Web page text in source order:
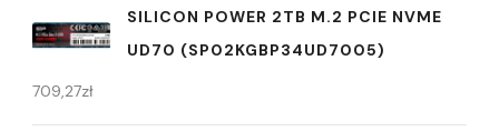
SILICON POWER 2TB M.2 PCIE NVME
UD70 (SP02KGBP34UD7005)
709,27zł